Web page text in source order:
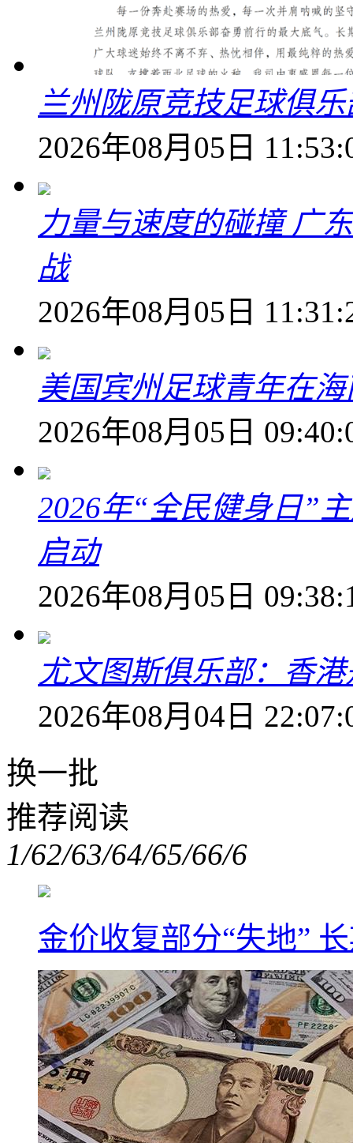
兰州陇原竞技足球俱
2026年08月05日
力量与速度的碰撞 广
战
2026年08月05日
美国宾州足球青年在
2026年08月05日
2026年“全民健身日”
启动
2026年08月05日
尤文图斯俱乐部：香
2026年08月04日
换一批
推荐阅读
1/62/63/64/65/66/6
金价收复部分“失地”